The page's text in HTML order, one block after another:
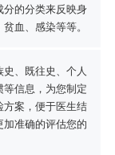
分的分类来反映身
血、感染等等。
、既往史、个人
等信息，为您制定
方案，便于医生结
加准确的评估您的